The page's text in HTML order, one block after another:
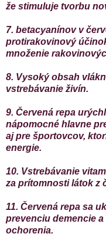
že stimuluje tvorbu
7. betacyanínov v
protirakovinový
množenie
8. Vysoký obsah
vstrebávanie živín.
9. Červená repa
nápomocné hlavne
aj pre športovcov,
energie.
10. Vstrebávanie
za prítomnosti látok z
11. Červená repa sa
prevenciu demencie
ochorenia.